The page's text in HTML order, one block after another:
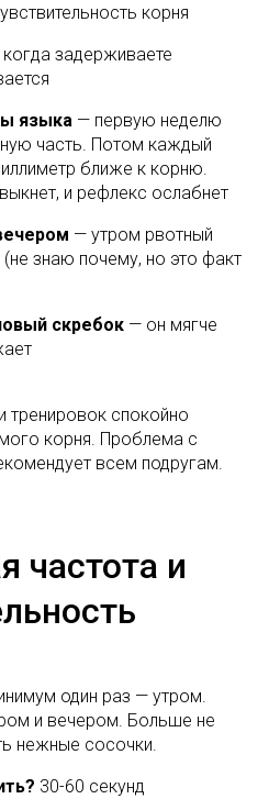
корня
задерживаете
языка — первую неделю
часть. Потом каждый
ближе к корню.
и рефлекс ослабнет
— утром рвотный
знаю почему, но это факт
скребок — он мягче
тренировок спокойно
корня. Проблема с
всем подругам.
частота и
один раз — утром.
и вечером. Больше не
нежные сосочки.
30-60 секунд